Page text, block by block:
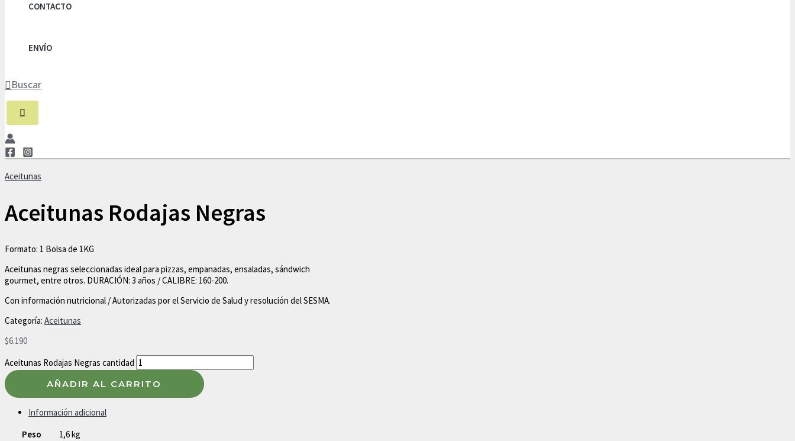
CONTACTO
ENVÍO
Buscar
Aceitunas
Aceitunas Rodajas Negras
Formato: 1 Bolsa de 1KG
Aceitunas negras seleccionadas ideal para pizzas, empanadas, ensaladas, sándwich
gourmet, entre otros. DURACIÓN: 3 años / CALIBRE: 160-200.
Con información nutricional / Autorizadas por el Servicio de Salud y resolución del SESMA.
Categoría: Aceitunas
$6.190
Aceitunas Rodajas Negras cantidad
AÑADIR AL CARRITO
Información adicional
Peso
1,6 kg